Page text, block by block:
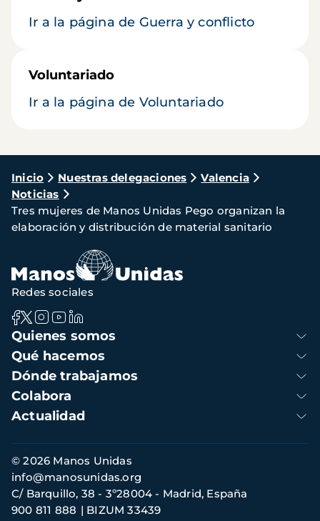
Ir a la página de Guerra y conflicto
Voluntariado
Ir a la página de Voluntariado
Ruta
de
navegación
Inicio Nuestras delegaciones
Valencia
Noticias
Tres mujeres de Manos Unidas Pego organizan la
elaboración y distribución de material sanitario
Navegación
principal
Quienes somos
Qué hacemos
Dónde trabajamos
Colabora
Actualidad
Redes sociales
Información
de
contacto
© 2026 Manos Unidas
C/ Barquillo, 38 - 3º28004 - Madrid, España
900 811 888
BIZUM 33439
info@manosunidas.org